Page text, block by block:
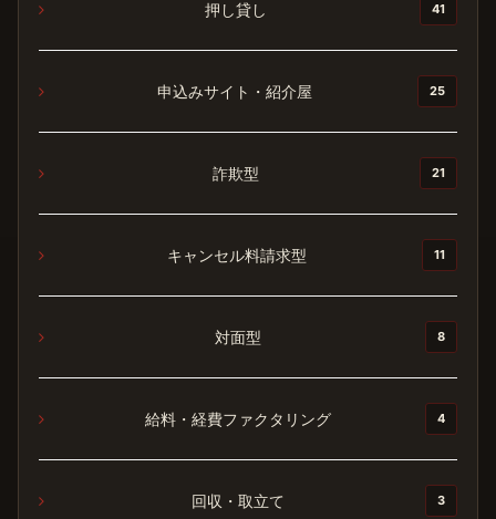
押し貸し 41
申込みサイト・紹介屋 25
詐欺型 21
キャンセル料請求型 11
対面型 8
給料・経費ファクタリング 4
回収・取立て 3